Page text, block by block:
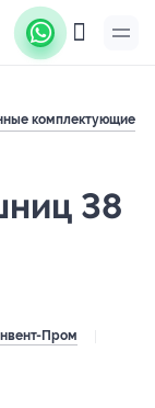
комплектующие
38
Пром